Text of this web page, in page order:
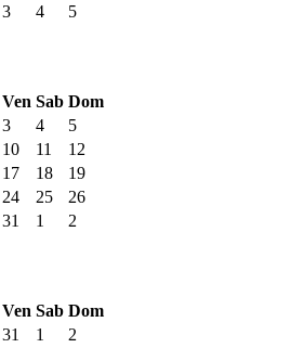
3 4 5
Ven Sab Dom
3 4
5
10 11
12
17 18
19
24 25
26
31 1 2
Ven Sab Dom
31 1
2